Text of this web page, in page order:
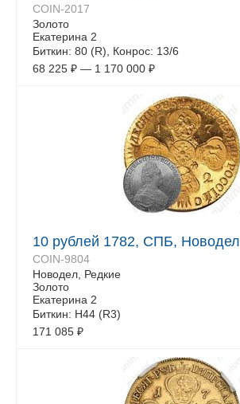
COIN-2017
Золото
Екатерина 2
Биткин: 80 (R), Конрос: 13/6
68 225 ₽ — 1 170 000 ₽
10 рублей 1782, СПБ, Новодел
COIN-9804
Новодел, Редкие
Золото
Екатерина 2
Биткин: Н44 (R3)
171 085 ₽